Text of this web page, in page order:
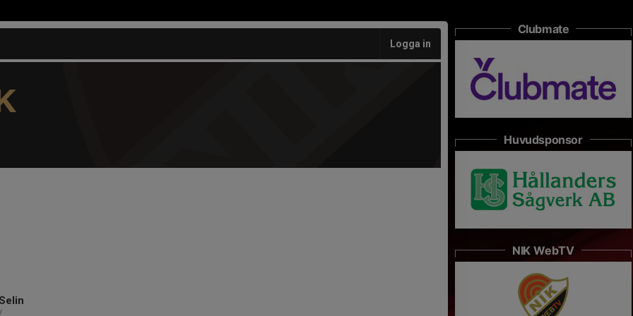
Logga in
Clubmate
Huvudsponsor
NIK WebTV